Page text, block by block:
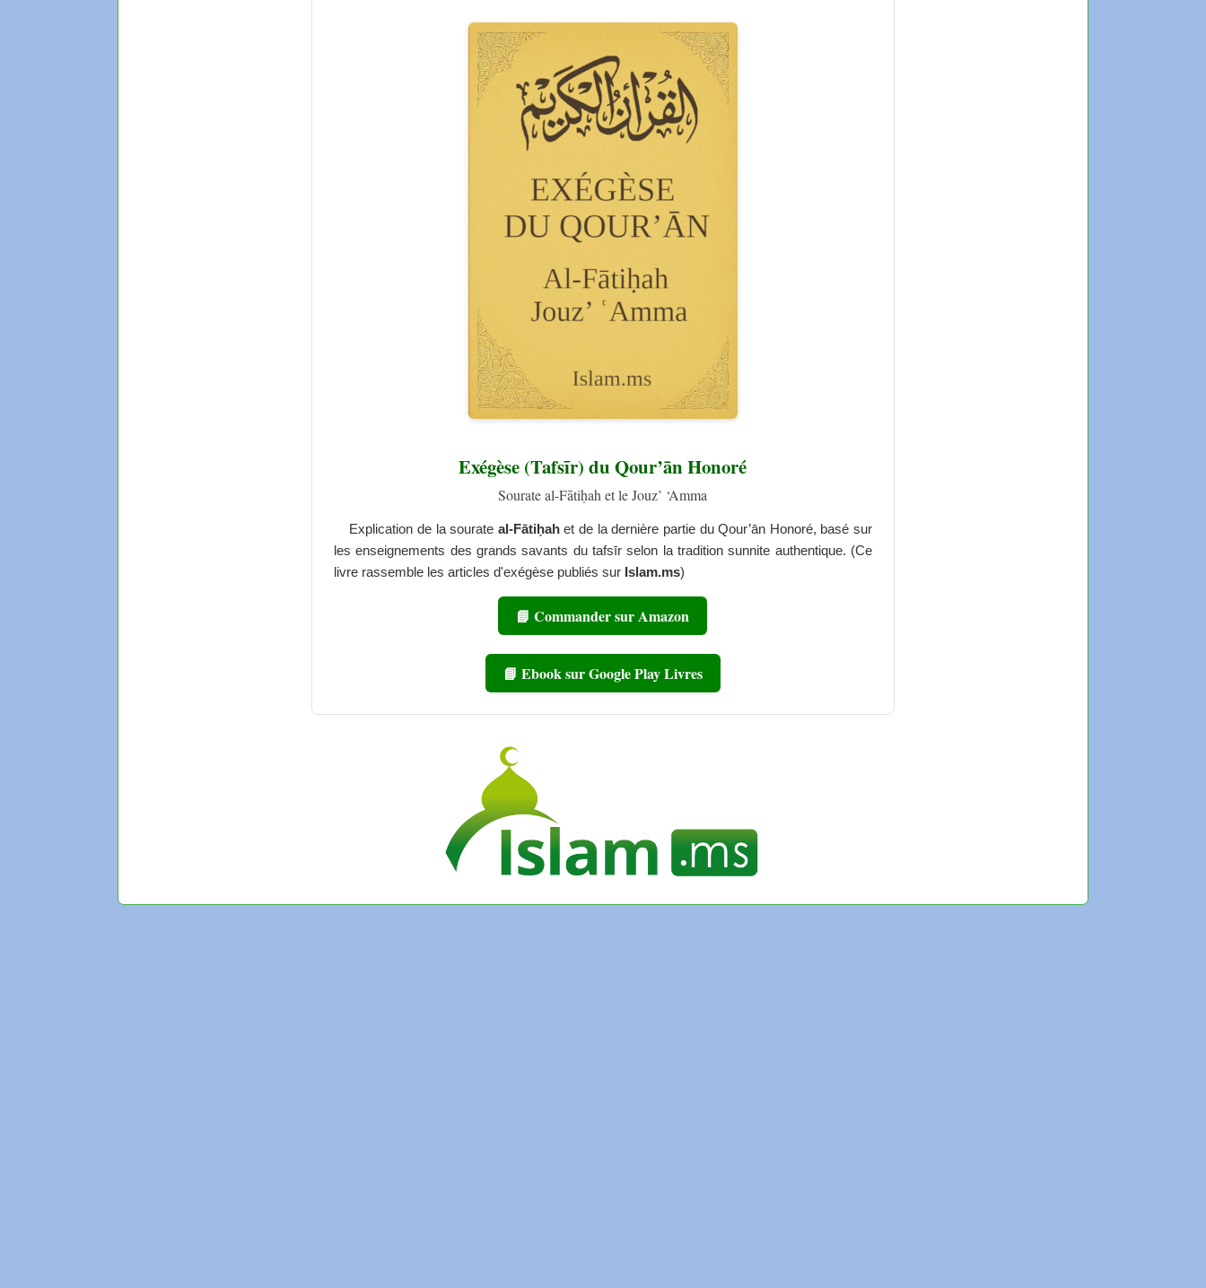
Exégèse (Tafsīr) du Qour’ān Honoré
Sourate al-Fātiḥah et le Jouz’ ‘Amma
Explication de la sourate al-Fātiḥahet de la dernière partie du Qour’ān Honoré, basé sur
les enseignements des grands savants du tafsīr selon la tradition sunnite authentique. (Ce
livre rassemble les articles d'exégèse publiés sur Islam.ms)
📘 Commander sur Amazon
📘 Ebook sur Google Play Livres